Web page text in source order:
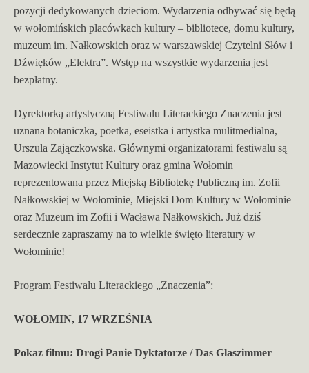
pozycji dedykowanych dzieciom. Wydarzenia odbywać się będą
w wołomińskich placówkach kultury – bibliotece, domu kultury,
muzeum im. Nałkowskich oraz w warszawskiej Czytelni Słów i
Dźwięków „Elektra”. Wstęp na wszystkie wydarzenia jest
bezpłatny.
Dyrektorką artystyczną Festiwalu Literackiego Znaczenia jest
uznana botaniczka, poetka, eseistka i artystka mulitmedialna,
Urszula Zajączkowska. Głównymi organizatorami festiwalu są
Mazowiecki Instytut Kultury oraz gmina Wołomin
reprezentowana przez Miejską Bibliotekę Publiczną im. Zofii
Nałkowskiej w Wołominie, Miejski Dom Kultury w Wołominie
oraz Muzeum im Zofii i Wacława Nałkowskich. Już dziś
serdecznie zapraszamy na to wielkie święto literatury w
Wołominie!
Program Festiwalu Literackiego „Znaczenia”:
WOŁOMIN, 17 WRZEŚNIA
Pokaz filmu: Drogi Panie Dyktatorze / Das Glaszimmer